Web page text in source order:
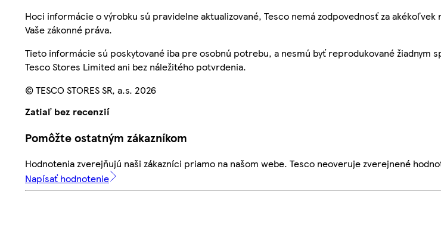
Hoci informácie o výrobku sú pravidelne aktualizované, Tesco nemá zodpovednosť za
Vaše zákonné práva.
Tieto informácie sú poskytované iba pre osobnú potrebu, a nesmú byť reprodukované žiadnym
Tesco Stores Limited ani bez náležitého potvrdenia.
© TESCO STORES SR, a.s. 2026
Zatiaľ bez recenzií
Pomôžte ostatným zákazníkom
Hodnotenia zverejňujú naši zákazníci priamo na našom webe. Tesco neoveruje zverejnené
Napísať hodnotenie